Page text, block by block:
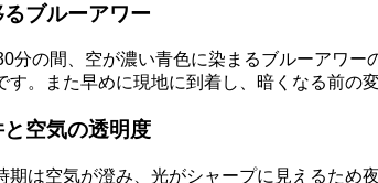
ブルーアワー
分の間、空が濃い青色に染まるブルーアワ
す。また早めに現地に到着し、暗くなる前の
空気の透明度
期は空気が澄み、光がシャープに見えるため